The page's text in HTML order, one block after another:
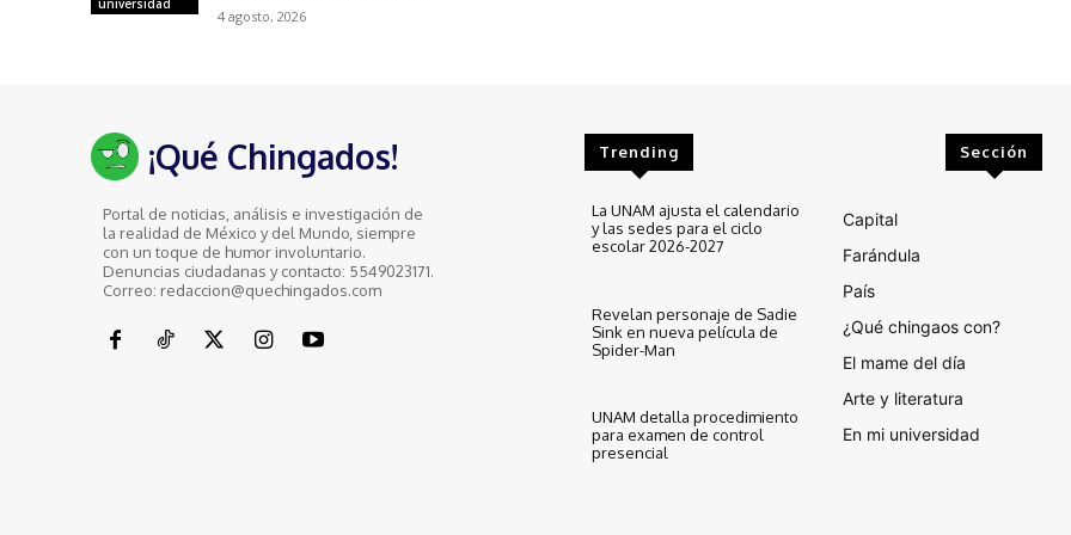
universidad
4 agosto, 2026
¡Qué Chingados!
Portal de noticias, análisis e investigación de
la realidad de México y del Mundo, siempre
con un toque de humor involuntario.
Denuncias ciudadanas y contacto: 5549023171.
Correo: redaccion@quechingados.com
Trending
La UNAM ajusta el calendario
y las sedes para el ciclo
escolar 2026-2027
Revelan personaje de Sadie
Sink en nueva película de
Spider-Man
UNAM detalla procedimiento
para examen de control
presencial
Sección
Capital
Farándula
País
¿Qué chingaos con?
El mame del día
Arte y literatura
En mi universidad